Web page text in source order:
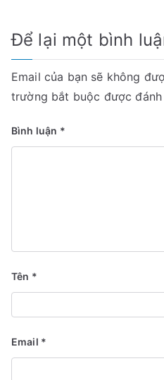
viết
Để lại một bình
Email của bạn sẽ không
trường bắt buộc được đánh
Bình luận *
Tên *
Email *